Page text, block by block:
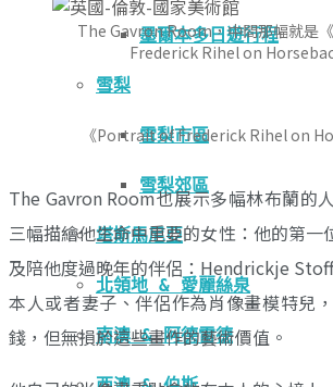
墨爾本多日遊行程
雪梨
雪梨市區
雪梨郊區
塔斯馬尼亞
北領地 & 愛麗絲泉
南澳 & 阿德雷德
The Gavron Room，中間那幅就是
Frederick Rihel on
《Portrait of Frederick Rihel on
The Gavron Room也展示多幅林布蘭的
三幅描繪他生命中重要的女性：他的第一
及陪他度過晚年的伴侶：Hendrickje
本人或者妻子、伴侶作為肖像畫模特兒
錢，但無損於這些畫作的藝術價值。